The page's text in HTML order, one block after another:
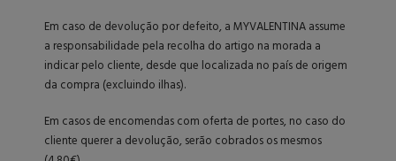
Em caso de devolução por defeito, a MYVALENTINA assume
a responsabilidade pela recolha do artigo na morada a
indicar pelo cliente, desde que localizada no país de origem
da compra (excluindo ilhas).
Em casos de encomendas com oferta de portes, no caso do
cliente querer a devolução, serão cobrados os mesmos